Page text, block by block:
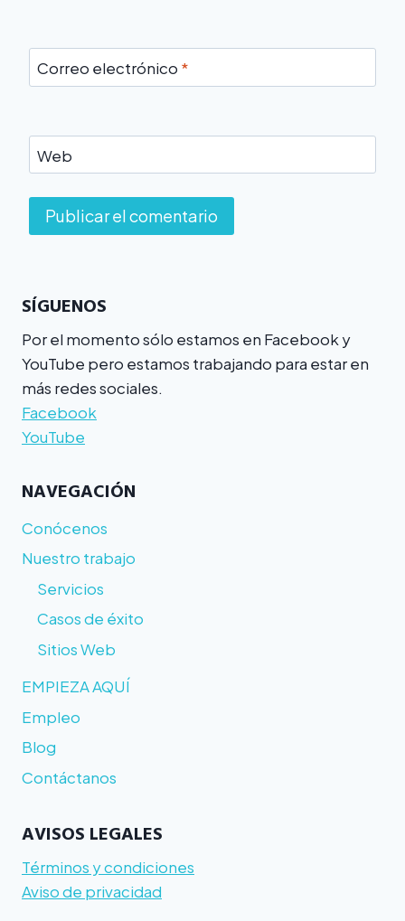
Correo electrónico *
Web
SÍGUENOS
Por el momento sólo estamos en Facebook y
YouTube pero estamos trabajando para estar en
más redes sociales.
Facebook
YouTube
NAVEGACIÓN
Conócenos
Nuestro trabajo
Servicios
Casos de éxito
Sitios Web
EMPIEZA AQUÍ
Empleo
Blog
Contáctanos
AVISOS LEGALES
Términos y condiciones
Aviso de privacidad